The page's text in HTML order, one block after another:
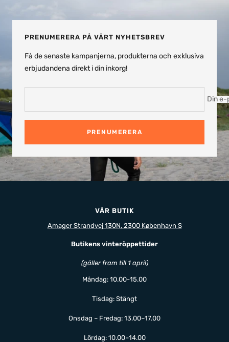
1
2 3 4
PRENUMERERA PÅ VÅRT NYHETSBREV
Få de senaste kampanjerna, produkterna och exklusiva
erbjudandena direkt i din inkorg!
Din e-
PRENUMERERA
VÅR BUTIK
Amager Strandvej 130N, 2300 København S
Butikens vinteröppettider
(gäller fram till 1 april)
Måndag: 10.00-15.00
Tisdag: Stängt
Onsdag – Fredag: 13.00–17.00
Lördag: 10.00–14.00